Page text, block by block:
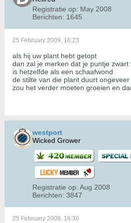
Registratie op: May 2008
Berichten: 1645
25 February 2009, 16:23
als hij uw plant hebt getopt
dan zal je merken dat je puntje
is hetzelfde als een schaafwond
de stilte van die plant duurt
zou het verder moeten groeien en
westport
Wicked Grower
Registratie op: Aug 2008
Berichten: 3847
25 February 2009, 16:30